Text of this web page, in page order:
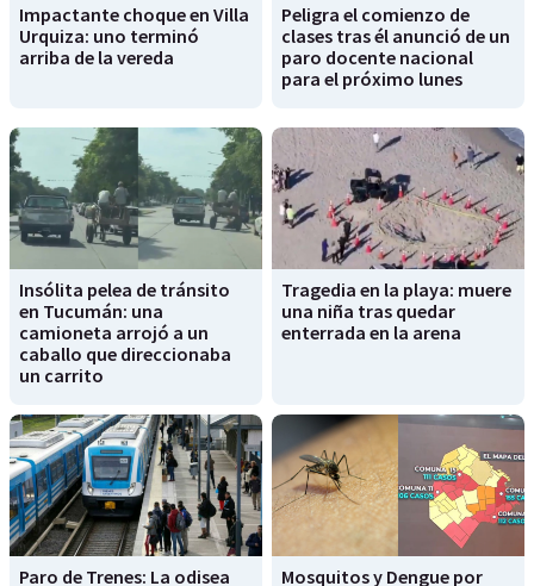
Impactante choque en Villa
Urquiza: uno terminó
arriba de la vereda
Peligra el comienzo de
clases tras él anunció de un
paro docente nacional
para el próximo lunes
Insólita pelea de tránsito
en Tucumán: una
camioneta arrojó a un
caballo que direccionaba
un carrito
Tragedia en la playa: muere
una niña tras quedar
enterrada en la arena
Paro de Trenes: La odisea
Mosquitos y Dengue por